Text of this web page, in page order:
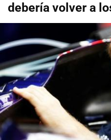
debería volver a